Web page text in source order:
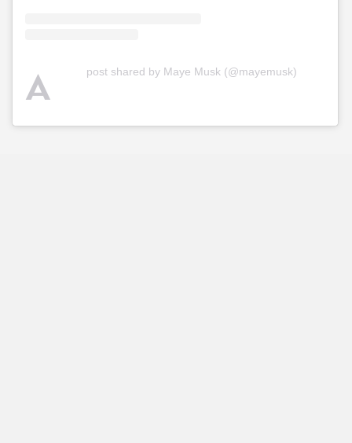
A post shared by Maye Musk (@mayemusk)